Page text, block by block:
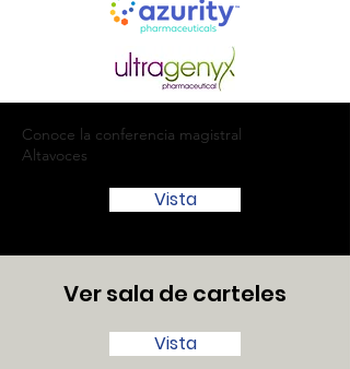
Conoce la conferencia magistral
Altavoces
Vista
Ver sala de carteles
Vista